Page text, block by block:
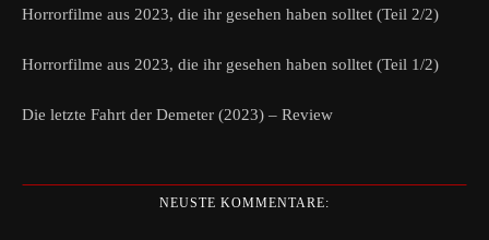
Horrorfilme aus 2023, die ihr gesehen haben solltet (Teil 2/2)
Horrorfilme aus 2023, die ihr gesehen haben solltet (Teil 1/2)
Die letzte Fahrt der Demeter (2023) – Review
NEUSTE KOMMENTARE: